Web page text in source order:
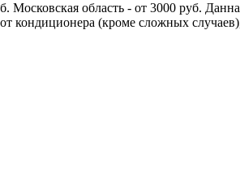
область - от 3000 руб.
кондиционера (кроме сложных